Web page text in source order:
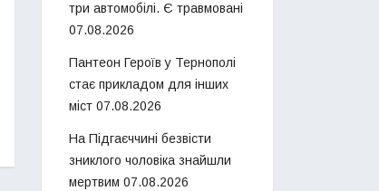
три автомобілі. Є травмовані
07.08.2026
Пантеон Героїв у Тернополі
стає прикладом для інших
міст 07.08.2026
На Підгаєччині безвісти
зниклого чоловіка знайшли
мертвим 07.08.2026